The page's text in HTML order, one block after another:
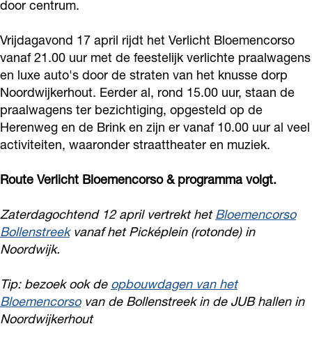
h
t
B
l
o
e
e
c
s
o
l
i
c
h
t
B
l
e
e
o
r
s
door centrum.
Vrijdagavond 17 april rijdt het Verlicht Bloemencorso
vanaf 21.00 uur met de feestelijk verlichte praalwagens
en luxe auto's door de straten van het knusse dorp
Noordwijkerhout. Eerder al, rond 15.00 uur, staan de
praalwagens ter bezichtiging, opgesteld op de
Herenweg en de Brink en zijn er vanaf 10.00 uur al veel
activiteiten, waaronder straattheater en muziek.
Route Verlicht Bloemencorso & programma volgt.
Zaterdagochtend 12 april vertrekt hetBloemencorso
Bollenstreekvanaf het Picképlein (rotonde) in
Noordwijk.
Tip: bezoek ook de opbouwdagen van het
Bloemencorsovan de Bollenstreek in de JUB hallen in
Noordwijkerhout